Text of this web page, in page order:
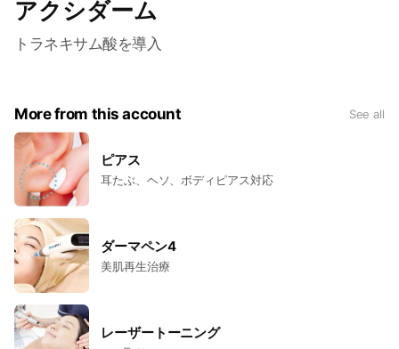
アクシダーム
トラネキサム酸を導入
More from this account See all
ピアス
耳たぶ、ヘソ、ボディピアス対応
ダーマペン4
美肌再生治療
レーザートーニング